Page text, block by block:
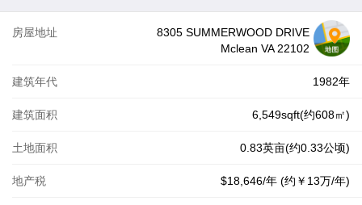
房屋地址
8305 SUMMERWOOD DRIVE
Mclean VA 22102
建筑年代 1982年
建筑面积 6,549sqft(约608㎡)
土地面积 0.83英亩(约0.33公顷)
地产税 $18,646/年 (约 ￥13万/年)